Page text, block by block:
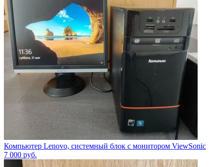
Компьютер Lenovo, системный блок с монитором ViewSonic
7 000 руб.